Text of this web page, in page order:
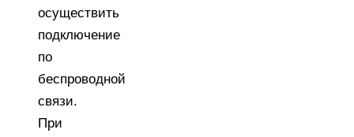
осуществить
подключение
по
беспроводной
связи.
При